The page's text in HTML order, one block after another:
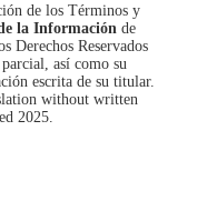
de los Términos y
la Información de
Derechos Reservados
así como su
escrita de su titular.
without written
2025.